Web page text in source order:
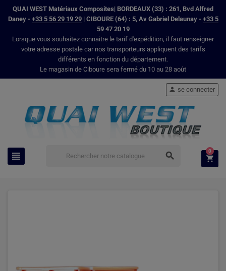
QUAI WEST Matériaux Composites| BORDEAUX (33) : 261, Bvd Alfred
Daney - +33 5 56 29 19 29| CIBOURE (64) : 5, Av Gabriel Delaunay - +33 5
59 47 20 19
Lorsque vous souhaitez connaitre le tarif d'expédition, il faut renseigner
votre adresse postale car nos transporteurs appliquent des tarifs
différents en fonction du département.
Le magasin de Ciboure sera fermé du 10 au 28 août
 
 se connecter

0